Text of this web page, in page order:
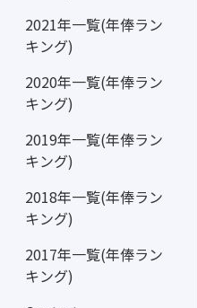
2021年一覧(年俸ラン
キング)
2020年一覧(年俸ラン
キング)
2019年一覧(年俸ラン
キング)
2018年一覧(年俸ラン
キング)
2017年一覧(年俸ラン
キング)